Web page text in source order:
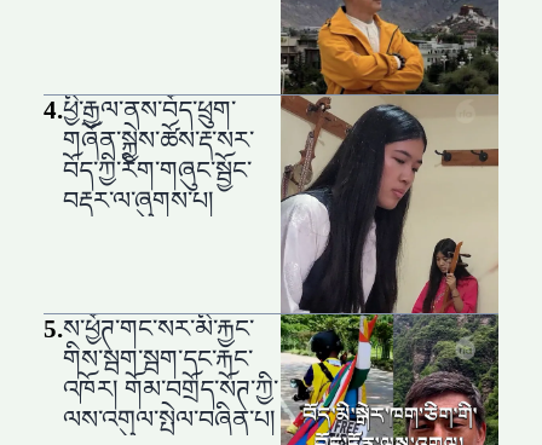
4.ཕྱི་རྒྱལ་ནས་བོད་ཕྲུག་
གཞོན་སྐྱེས་ཚོས་རྡ་སར་
བོད་ཀྱི་རིག་གཞུང་སྦྱོང་
བརྡར་ལ་ཞུགས་པ།
5.ས་ཕྱོཊ་གང་སར་མི་རྐྱང་
གིས་སྦག་སྦག་དང་རྐང་
འཁོར། གོམ་བགྲོད་སོཊ་ཀྱི་
ལས་འགུལ་སྤེལ་བཞིན་པ།